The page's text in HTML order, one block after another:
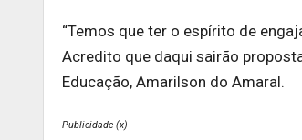
“Temos que ter o espírito de
Acredito que daqui sairão
Educação, Amarilson do Amaral.
Publicidade (x)